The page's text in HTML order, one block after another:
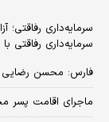
سرمایه‌داری رفاقتی؛
سرمایه‌داری رفاقتی با
فارس: محسن رضایی
ماجرای اقامت پسر